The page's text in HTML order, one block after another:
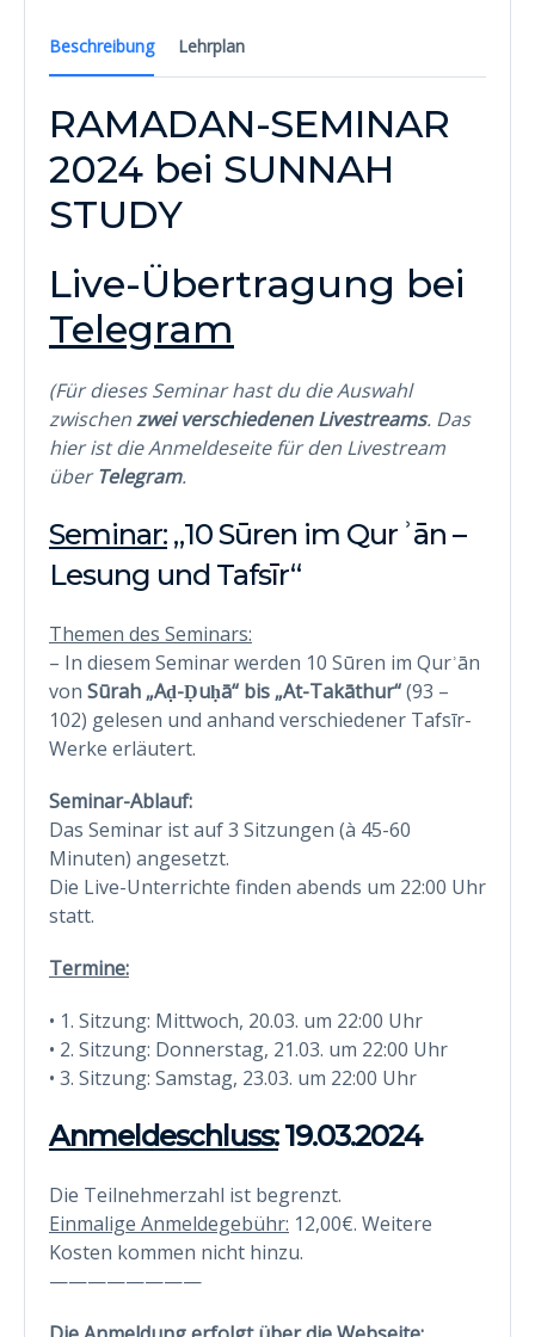
Beschreibung Lehrplan
RAMADAN-SEMINAR
2024 bei SUNNAH
STUDY
Live-Übertragung bei
Telegram
(Für dieses Seminar hast du die Auswahl
zwischenzwei verschiedenen Livestreams. Das
hier ist die Anmeldeseite für den Livestream
überTelegram.
Seminar: „10 Sūren im Qurʾān –
Lesung und Tafsīr“
Themen des Seminars:
– In diesem Seminar werden 10 Sūren im Qurʾān
von Sūrah „Aḍ-Ḍuḥā“ bis „At-Takāthur“(93 –
102) gelesen und anhand verschiedener Tafsīr-
Werke erläutert.
Seminar-Ablauf:
Das Seminar ist auf 3 Sitzungen (à 45-60
Minuten) angesetzt.
Die Live-Unterrichte finden abends um 22:00 Uhr
statt.
Termine:
• 1. Sitzung: Mittwoch, 20.03. um 22:00 Uhr
• 2. Sitzung: Donnerstag, 21.03. um 22:00 Uhr
• 3. Sitzung: Samstag, 23.03. um 22:00 Uhr
Anmeldeschluss: 19.03.2024
Die Teilnehmerzahl ist begrenzt.
Einmalige Anmeldegebühr: 12,00€. Weitere
Kosten kommen nicht hinzu.
————————